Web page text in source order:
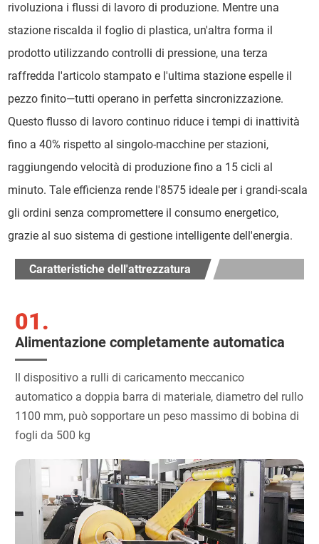
rivoluziona i flussi di lavoro di produzione. Mentre una
stazione riscalda il foglio di plastica, un'altra forma il
prodotto utilizzando controlli di pressione, una terza
raffredda l'articolo stampato e l'ultima stazione espelle il
pezzo finito—tutti operano in perfetta sincronizzazione.
Questo flusso di lavoro continuo riduce i tempi di inattività
fino a 40% rispetto al singolo-macchine per stazioni,
raggiungendo velocità di produzione fino a 15 cicli al
minuto. Tale efficienza rende l'8575 ideale per i grandi-scala
gli ordini senza compromettere il consumo energetico,
grazie al suo sistema di gestione intelligente dell'energia.
Caratteristiche dell'attrezzatura
01.
Alimentazione completamente automatica
Il dispositivo a rulli di caricamento meccanico
automatico a doppia barra di materiale, diametro del rullo
1100 mm, può sopportare un peso massimo di bobina di
fogli da 500 kg